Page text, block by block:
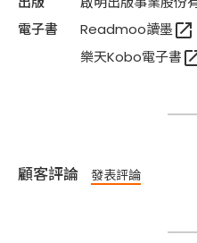
電子書
Readmoo讀墨open_in_new
樂天Kobo電子書
顧客評論 發表評論